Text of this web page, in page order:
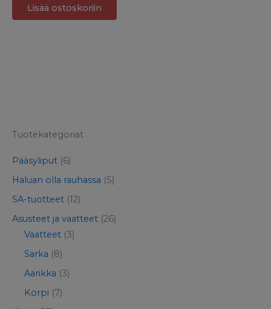
Tuotekategoriat
Pääsyliput (6)
Haluan olla rauhassa (5)
SA-tuotteet (12)
Asusteet ja vaatteet (26)
Vaatteet (3)
Sarka (8)
Aarikka (3)
Korpi (7)
Lisää ostoskoriin